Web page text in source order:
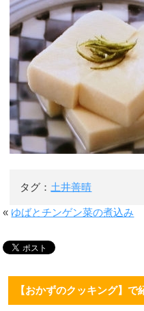
タグ： 土井善晴
« ゆばとチンゲン菜の煮込み
【おかずのクッキング】